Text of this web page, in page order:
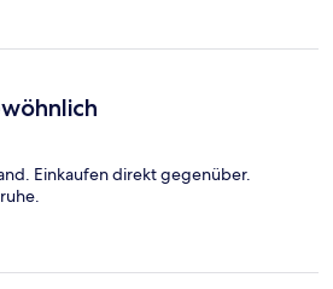
Einkaufen direkt gegenüber.